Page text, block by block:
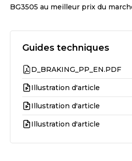
BG3505 au meilleur prix du
Guides techniques
D_BRAKING_PP_EN.PDF
Illustration d'article
Illustration d'article
Illustration d'article